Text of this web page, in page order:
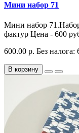
Мини набор 71
Мини набор
фактур Цена - 600
600.00 р. Без налога:
В корзину